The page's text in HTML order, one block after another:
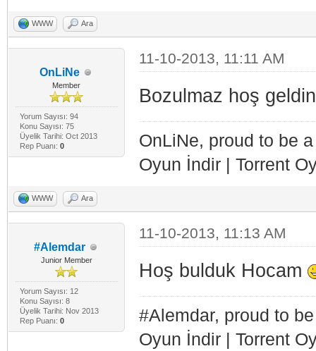
WWW Ara
OnLiNe
Member
Yorum Sayısı: 94
Konu Sayısı: 75
Üyelik Tarihi: Oct 2013
Rep Puanı: 0
11-10-2013, 11:11 AM
Bozulmaz hoş
OnLiNe, proud to be
Oyun İndir | Torrent
WWW Ara
#Alemdar
Junior Member
Yorum Sayısı: 12
Konu Sayısı: 8
Üyelik Tarihi: Nov 2013
Rep Puanı: 0
11-10-2013, 11:13 AM
Hoş bulduk Hocam
#Alemdar, proud to
Oyun İndir | Torrent